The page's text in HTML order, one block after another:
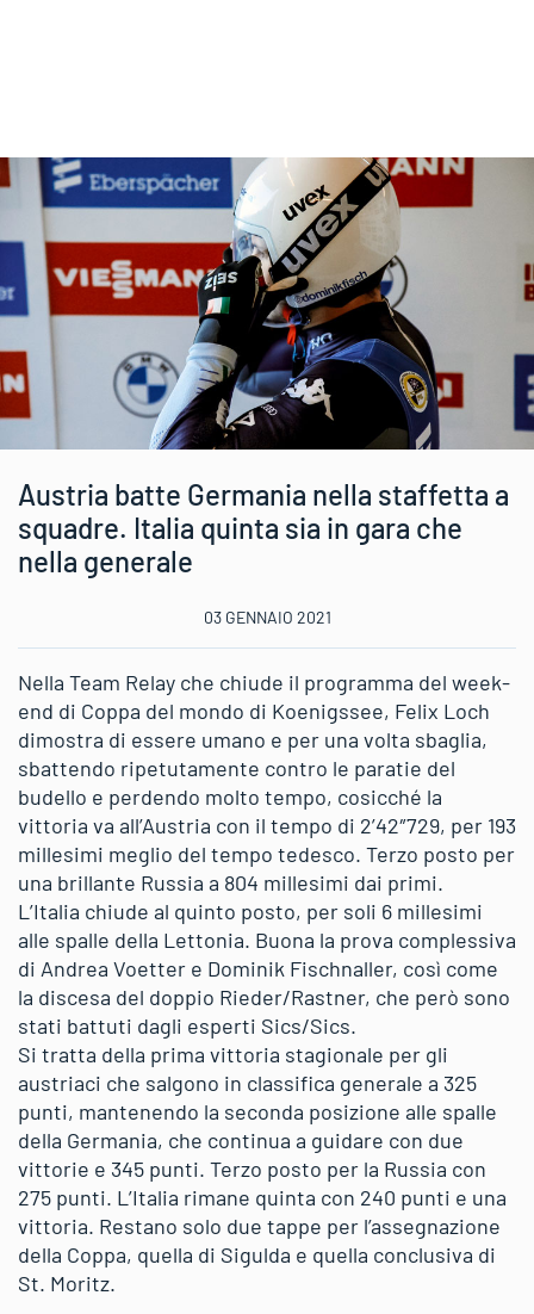
Austria batte Germania nella staffetta a
squadre. Italia quinta sia in gara che
nella generale
03 GENNAIO 2021
Nella Team Relay che chiude il programma del week-
end di Coppa del mondo di Koenigssee, Felix Loch
dimostra di essere umano e per una volta sbaglia,
sbattendo ripetutamente contro le paratie del
budello e perdendo molto tempo, cosicché la
vittoria va all’Austria con il tempo di 2’42″729, per 193
millesimi meglio del tempo tedesco. Terzo posto per
una brillante Russia a 804 millesimi dai primi.
L’Italia chiude al quinto posto, per soli 6 millesimi
alle spalle della Lettonia. Buona la prova complessiva
di Andrea Voetter e Dominik Fischnaller, così come
la discesa del doppio Rieder/Rastner, che però sono
stati battuti dagli esperti Sics/Sics.
Si tratta della prima vittoria stagionale per gli
austriaci che salgono in classifica generale a 325
punti, mantenendo la seconda posizione alle spalle
della Germania, che continua a guidare con due
vittorie e 345 punti. Terzo posto per la Russia con
275 punti. L’Italia rimane quinta con 240 punti e una
vittoria. Restano solo due tappe per l’assegnazione
della Coppa, quella di Sigulda e quella conclusiva di
St. Moritz.